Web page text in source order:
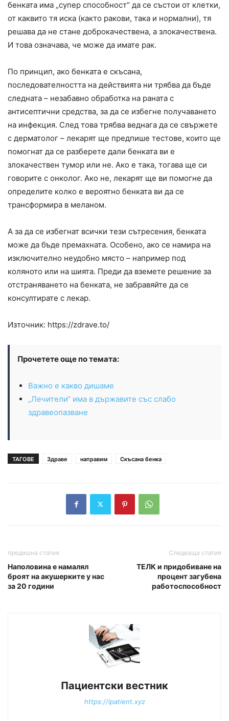
бенката има „супер способност“ да се състои от клетки,
от каквито тя иска (както ракови, така и нормални), тя
решава да не стане доброкачествена, а злокачествена.
И това означава, че може да имате рак.
По принцип, ако бенката е скъсана,
последователността на действията ни трябва да бъде
следната – незабавно обработка на раната с
антисептични средства, за да се избегне получаването
на инфекция. След това трябва веднага да се свържете
с дерматолог – лекарят ще предпише тестове, които ще
помогнат да се разберете дали бенката ви е
злокачествен тумор или не. Ако е така, тогава ще си
говорите с онколог. Ако не, лекарят ще ви помогне да
определите колко е вероятно бенката ви да се
трансформира в меланом.
А за да се избегнат всички тези сътресения, бенката
може да бъде премахната. Особено, ако се намира на
изключително неудобно място – например под
коляното или на шията. Преди да вземете решение за
отстраняването на бенката, не забравяйте да се
консултирате с лекар.
Източник: https://zdrave.to/
Прочетете още по темата:
Важно е какво дишаме
„Лечители“ има в държавите със слабо
здравеопазване
ТАГОВЕ Здраве направим Скъсана бенка
предишна статия
Наполовина е намалял
броят на акушерките у нас
за 20 години
Следваща статия
ТЕЛК и придобиване на
процент загубена
работоспособност
Пациентски вестник
https://ipatient.xyz